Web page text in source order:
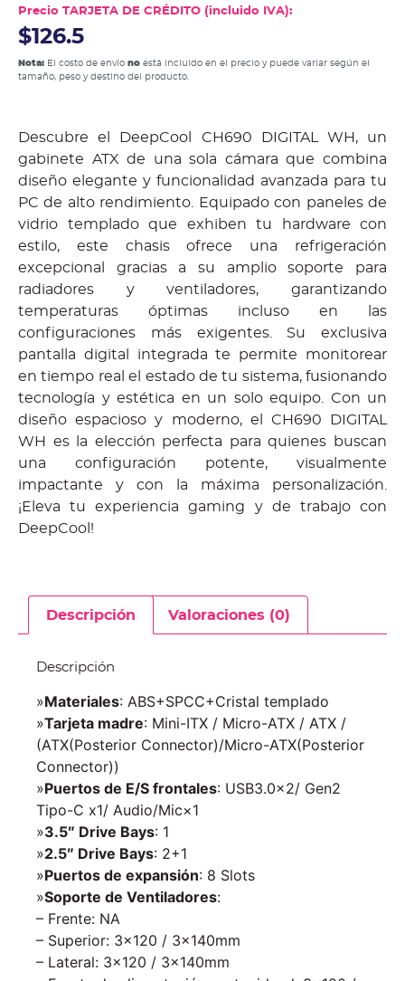
Precio TARJETA DE CRÉDITO (incluido IVA):
$126.5
Nota: El costo de envío no está incluido en el precio y puede variar según el
tamaño, peso y destino del producto.
Descubre el DeepCool CH690 DIGITAL WH, un
gabinete ATX de una sola cámara que combina
diseño elegante y funcionalidad avanzada para tu
PC de alto rendimiento. Equipado con paneles de
vidrio templado que exhiben tu hardware con
estilo, este chasis ofrece una refrigeración
excepcional gracias a su amplio soporte para
radiadores y ventiladores, garantizando
temperaturas óptimas incluso en las
configuraciones más exigentes. Su exclusiva
pantalla digital integrada te permite monitorear
en tiempo real el estado de tu sistema, fusionando
tecnología y estética en un solo equipo. Con un
diseño espacioso y moderno, el CH690 DIGITAL
WH es la elección perfecta para quienes buscan
una configuración potente, visualmente
impactante y con la máxima personalización.
¡Eleva tu experiencia gaming y de trabajo con
DeepCool!
Descripción Valoraciones (0)
Descripción
»Materiales: ABS+SPCC+Cristal templado
»Tarjeta madre: Mini-ITX / Micro-ATX / ATX /
(ATX(Posterior Connector)/Micro-ATX(Posterior
Connector))
»Puertos de E/S frontales: USB3.0×2/ Gen2
Tipo-C x1/ Audio/Mic×1
»3.5″ Drive Bays: 1
»2.5″ Drive Bays: 2+1
»Puertos de expansión: 8 Slots
»Soporte de Ventiladores:
– Frente: NA
– Superior: 3×120 / 3×140mm
– Lateral: 3×120 / 3×140mm